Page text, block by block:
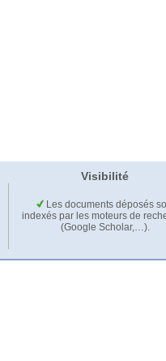
Visibilité
Les documents déposés
indexés par les moteurs de
(Google Scholar,…).